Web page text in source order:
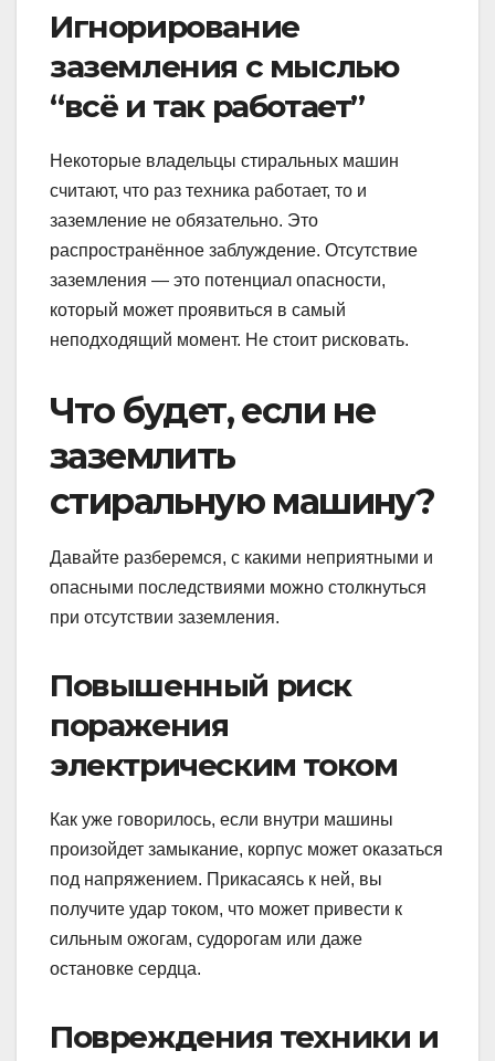
Игнорирование
заземления с мыслью
“всё и так работает”
Некоторые владельцы стиральных машин
считают, что раз техника работает, то и
заземление не обязательно. Это
распространённое заблуждение. Отсутствие
заземления — это потенциал опасности,
который может проявиться в самый
неподходящий момент. Не стоит рисковать.
Что будет, если не
заземлить
стиральную машину?
Давайте разберемся, с какими неприятными и
опасными последствиями можно столкнуться
при отсутствии заземления.
Повышенный риск
поражения
электрическим током
Как уже говорилось, если внутри машины
произойдет замыкание, корпус может оказаться
под напряжением. Прикасаясь к ней, вы
получите удар током, что может привести к
сильным ожогам, судорогам или даже
остановке сердца.
Повреждения техники и